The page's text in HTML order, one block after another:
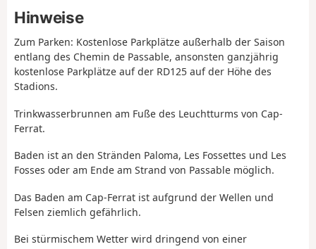
Hinweise
Zum Parken: Kostenlose Parkplätze außerhalb der Saison
entlang des Chemin de Passable, ansonsten ganzjährig
kostenlose Parkplätze auf der RD125 auf der Höhe des
Stadions.
Trinkwasserbrunnen am Fuße des Leuchtturms von Cap-
Ferrat.
Baden ist an den Stränden Paloma, Les Fossettes und Les
Fosses oder am Ende am Strand von Passable möglich.
Das Baden am Cap-Ferrat ist aufgrund der Wellen und
Felsen ziemlich gefährlich.
Bei stürmischem Wetter wird dringend von einer